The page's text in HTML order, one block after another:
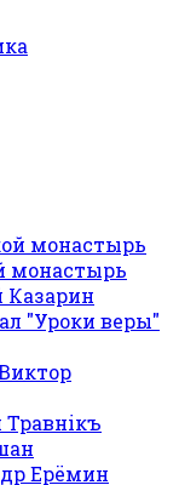
монастырь
"Уроки веры"
Травнiкъ
Ерёмин